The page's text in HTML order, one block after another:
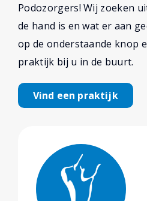
Podozorgers! Wij zoeken
de hand is en wat er aan
op de onderstaande knop
praktijk bij u in de buurt.
Vind een praktijk